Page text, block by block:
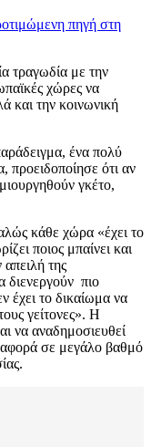
πηγή στη
τραγωδία με την
χώρες να
και την κοινωνική
ένα πολύ
ότι αν
γκέτο,
κάθε χώρα «έχει το
ποιος μπαίνει και
απειλή της
διενεργούν πιο
έχει το δικαίωμα να
γείτονες». Η
να αναδημοσιευθεί
αφορά σε μεγάλο βαθμό